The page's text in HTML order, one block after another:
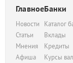
Главное
Новости
Статьи
Мнения
Афиша
Банки
Каталог
Вклады
Кредиты
Курсы